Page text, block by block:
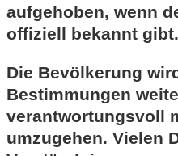
aufgehoben, wenn
offiziell bekannt gibt.
Die Bevölkerung
Bestimmungen
verantwortungsvoll
umzugehen. Vielen